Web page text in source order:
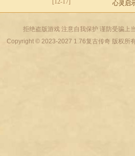
[12-17] 心灵启
拒绝盗版游戏 注意自我保护 谨防受骗上
Copyright © 2023-2027 1.76复古传奇版权所